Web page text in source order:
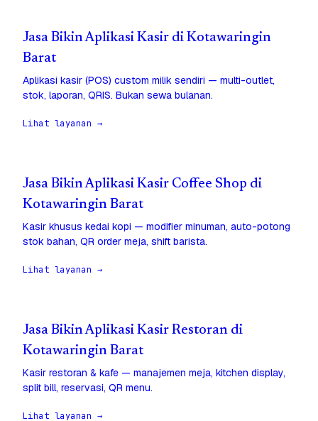
Jasa Bikin Aplikasi Kasir di Kotawaringin
Barat
Aplikasi kasir (POS) custom milik sendiri — multi-outlet,
stok, laporan, QRIS. Bukan sewa bulanan.
Lihat layanan →
Jasa Bikin Aplikasi Kasir Coffee Shop di
Kotawaringin Barat
Kasir khusus kedai kopi — modifier minuman, auto-potong
stok bahan, QR order meja, shift barista.
Lihat layanan →
Jasa Bikin Aplikasi Kasir Restoran di
Kotawaringin Barat
Kasir restoran & kafe — manajemen meja, kitchen display,
split bill, reservasi, QR menu.
Lihat layanan →